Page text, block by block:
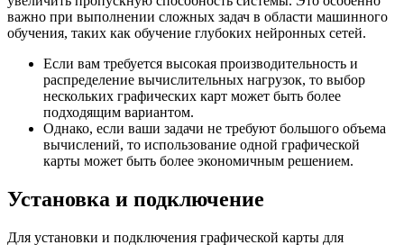
важно при выполнении сложных задач в области машинного
обучения, таких как обучение глубоких нейронных сетей.
Если вам требуется высокая производительность и
распределение вычислительных нагрузок, то выбор
нескольких графических карт может быть более
подходящим вариантом.
Однако, если ваши задачи не требуют большого объема
вычислений, то использование одной графической
карты может быть более экономичным решением.
Установка и подключение
Для установки и подключения графической карты для